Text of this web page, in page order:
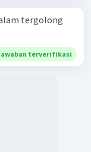
tergolong
terverifikasi